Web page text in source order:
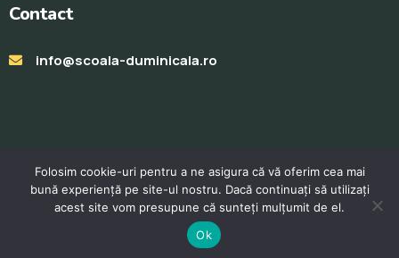
Contact
info@scoala-duminicala.ro
© Toate drepturile rezervate 2023. Realizat de
Folosim cookie-uri pentru a ne asigura că vă oferim cea mai
bună experiență pe site-ul nostru. Dacă continuați să utilizați
acest site vom presupune că sunteți mulțumit de el.
Ok